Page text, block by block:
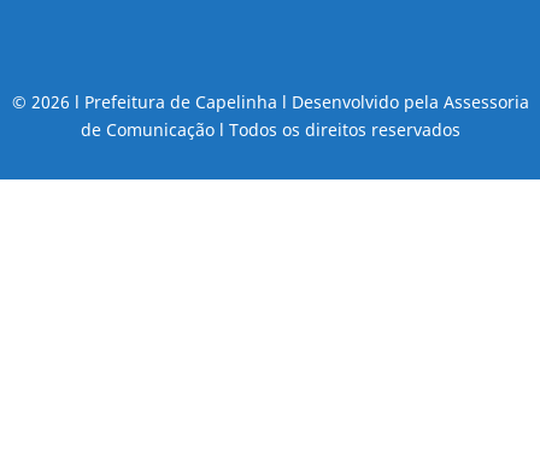
© 2026 l Prefeitura de Capelinha l Desenvolvido pela Assessoria
de Comunicação l Todos os direitos reservados